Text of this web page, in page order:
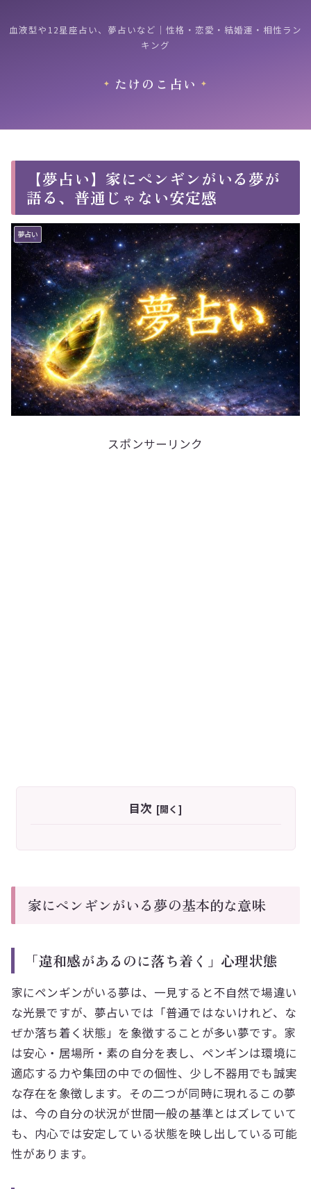
血液型や12星座占い、夢占いなど｜性格・恋愛・結婚運・相性ラン
キング
たけのこ占い
【夢占い】家にペンギンがいる夢が
語る、普通じゃない安定感
夢占い
スポンサーリンク
目次
家にペンギンがいる夢の基本的な意味
「違和感があるのに落ち着く」心理状態
家にペンギンがいる夢は、一見すると不自然で場違い
な光景ですが、夢占いでは「普通ではないけれど、な
ぜか落ち着く状態」を象徴することが多い夢です。家
は安心・居場所・素の自分を表し、ペンギンは環境に
適応する力や集団の中での個性、少し不器用でも誠実
な存在を象徴します。その二つが同時に現れるこの夢
は、今の自分の状況が世間一般の基準とはズレていて
も、内心では安定している状態を映し出している可能
性があります。